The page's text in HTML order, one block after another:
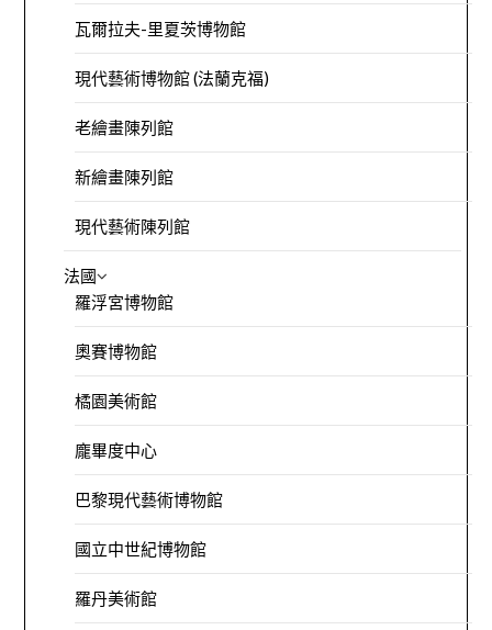
瓦爾拉夫-里夏茨博物館
現代藝術博物館 (法蘭克福)
老繪畫陳列館
新繪畫陳列館
現代藝術陳列館
法國
羅浮宮博物館
奧賽博物館
橘園美術館
龐畢度中心
巴黎現代藝術博物館
國立中世紀博物館
羅丹美術館